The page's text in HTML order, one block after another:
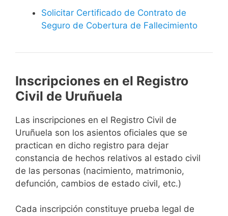
Solicitar Certificado de Contrato de
Seguro de Cobertura de Fallecimiento
Inscripciones en el Registro
Civil de Uruñuela
Las inscripciones en el Registro Civil de
Uruñuela son los asientos oficiales que se
practican en dicho registro para dejar
constancia de hechos relativos al estado civil
de las personas (nacimiento, matrimonio,
defunción, cambios de estado civil, etc.)
Cada inscripción constituye prueba legal de